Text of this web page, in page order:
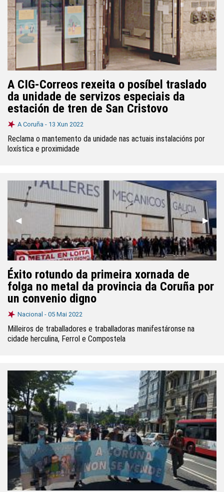
A CIG-Correos rexeita o posíbel traslado
da unidade de servizos especiais da
estación de tren de San Cristovo
A Coruña - 13 Xun 2022
Reclama o mantemento da unidade nas actuais instalacións por
loxística e proximidade
Anterior
◀︎ ▶︎
Éxito rotundo da primeira xornada de
folga no metal da provincia da Coruña por
un convenio digno
Nacional - 05 Mai 2022
Milleiros de traballadores e traballadoras manifestáronse na
cidade herculina, Ferrol e Compostela